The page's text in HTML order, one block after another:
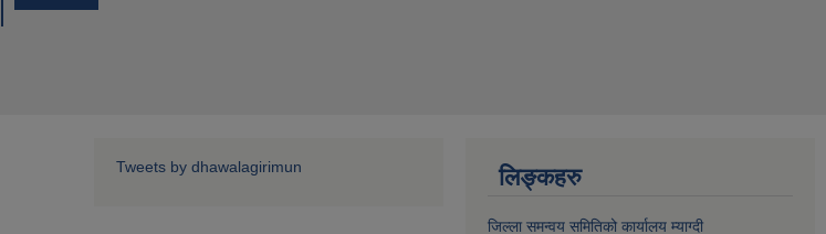
Tweets by dhawalagirimun लिङ्कहरु
जिल्ला समन्वय समितिको कार्यालय म्याग्दी